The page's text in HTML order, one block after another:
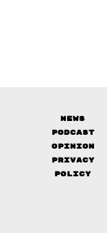
News
Podcast
Opinion
Privacy
Policy